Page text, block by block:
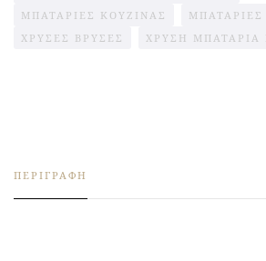
ΜΠΑΤΑΡΊΕΣ ΚΟΥΖΙΝΑΣ
ΧΡΥΣΈΣ ΒΡΎΣΕΣ
ΧΡΥΣΉ ΜΠΑΤΑΡΊΑ
ΠΕΡΙΓΡΑΦΉ